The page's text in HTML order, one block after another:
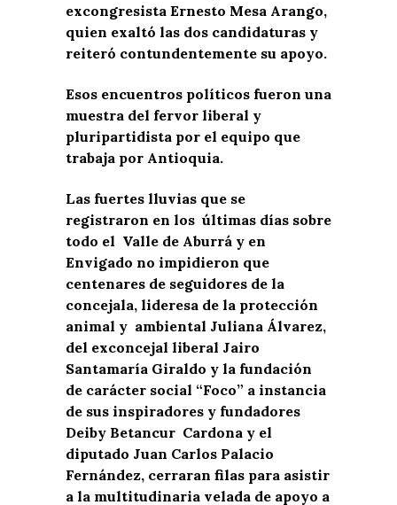
excongresista Ernesto Mesa Arango,
quien exaltó las dos candidaturas y
reiteró contundentemente su apoyo.
Esos encuentros políticos fueron una
muestra del fervor liberal y
pluripartidista por el equipo que
trabaja por Antioquia.
Las fuertes lluvias que se
registraron en los últimas días sobre
todo el Valle de Aburrá y en
Envigado no impidieron que
centenares de seguidores de la
concejala, lideresa de la protección
animal y ambiental Juliana Álvarez,
del exconcejal liberal Jairo
Santamaría Giraldo y la fundación
de carácter social “Foco” a instancia
de sus inspiradores y fundadores
Deiby Betancur Cardona y el
diputado Juan Carlos Palacio
Fernández, cerraran filas para asistir
a la multitudinaria velada de apoyo a